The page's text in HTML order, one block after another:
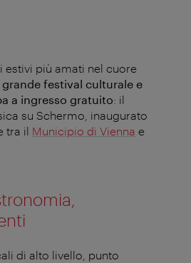
estivi più amati nel cuore
grande festival culturale e
a ingresso gratuito: il
su Schermo, inaugurato
tra il Municipio di Vienna e
di alto livello, punto